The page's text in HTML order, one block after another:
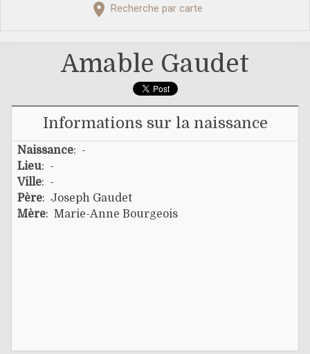
Recherche par carte
Amable Gaudet
Informations sur la naissance
Naissance: -
Lieu: -
Ville: -
Père: Joseph Gaudet
Mère: Marie-Anne Bourgeois